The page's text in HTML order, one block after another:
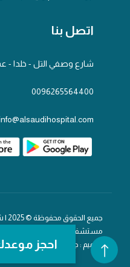
اتصل بنا
شارع وصفي التل - خلدا -
0096265564400
مستشفى السعودي
تصميم : جلف تكاحجز